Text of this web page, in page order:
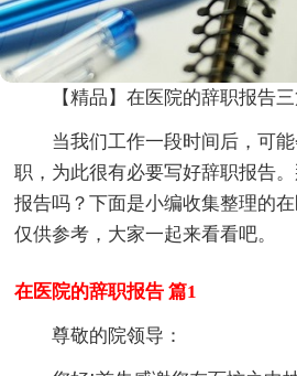
【精品】在医院的辞职报告
当我们工作一段时间后，可
职，为此很有必要写好辞职报告
报告吗？下面是小编收集整理的
仅供参考，大家一起来看看吧。
在医院的辞职报告 篇1
尊敬的院领导：